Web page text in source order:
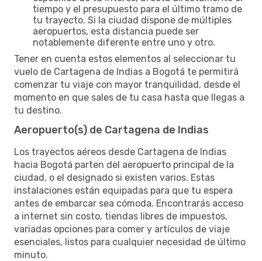
tiempo y el presupuesto para el último tramo de
tu trayecto. Si la ciudad dispone de múltiples
aeropuertos, esta distancia puede ser
notablemente diferente entre uno y otro.
Tener en cuenta estos elementos al seleccionar tu
vuelo de Cartagena de Indias a Bogotá te permitirá
comenzar tu viaje con mayor tranquilidad, desde el
momento en que sales de tu casa hasta que llegas a
tu destino.
Aeropuerto(s) de Cartagena de Indias
Los trayectos aéreos desde Cartagena de Indias
hacia Bogotá parten del aeropuerto principal de la
ciudad, o el designado si existen varios. Estas
instalaciones están equipadas para que tu espera
antes de embarcar sea cómoda. Encontrarás acceso
a internet sin costo, tiendas libres de impuestos,
variadas opciones para comer y artículos de viaje
esenciales, listos para cualquier necesidad de último
minuto.